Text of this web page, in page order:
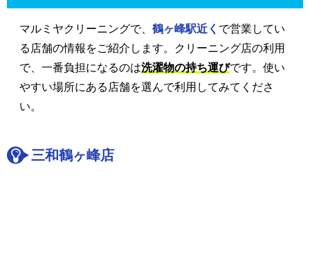
マルミヤクリーニングで、 鶴ヶ峰駅近く で営業してい
る店舗の情報をご紹介します。クリーニング店の利用
で、一番負担になるのは洗濯物の持ち運びです。使い
やすい場所にある店舗を選んで利用してみてくださ
い。
三和鶴ヶ峰店